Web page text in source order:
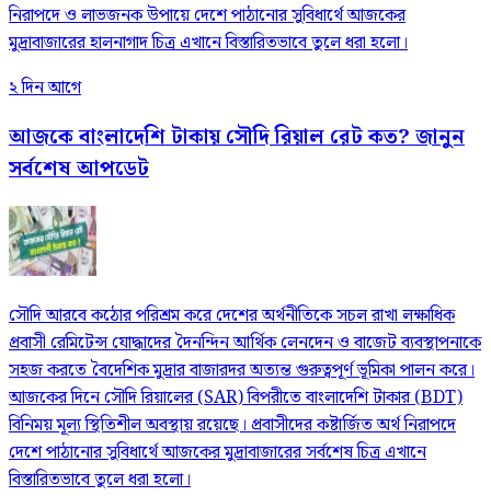
নিরাপদে ও লাভজনক উপায়ে দেশে পাঠানোর সুবিধার্থে আজকের
মুদ্রাবাজারের হালনাগাদ চিত্র এখানে বিস্তারিতভাবে তুলে ধরা হলো।
২ দিন আগে
আজকে বাংলাদেশি টাকায় সৌদি রিয়াল রেট কত? জানুন
সর্বশেষ আপডেট
সৌদি আরবে কঠোর পরিশ্রম করে দেশের অর্থনীতিকে সচল রাখা লক্ষাধিক
প্রবাসী রেমিটেন্স যোদ্ধাদের দৈনন্দিন আর্থিক লেনদেন ও বাজেট ব্যবস্থাপনাকে
সহজ করতে বৈদেশিক মুদ্রার বাজারদর অত্যন্ত গুরুত্বপূর্ণ ভূমিকা পালন করে।
আজকের দিনে সৌদি রিয়ালের (SAR) বিপরীতে বাংলাদেশি টাকার (BDT)
বিনিময় মূল্য স্থিতিশীল অবস্থায় রয়েছে। প্রবাসীদের কষ্টার্জিত অর্থ নিরাপদে
দেশে পাঠানোর সুবিধার্থে আজকের মুদ্রাবাজারের সর্বশেষ চিত্র এখানে
বিস্তারিতভাবে তুলে ধরা হলো।